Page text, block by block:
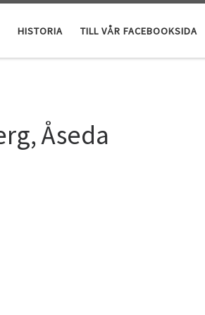
HISTORIA TILL VÅR FACEBOOKSIDA
Åseda